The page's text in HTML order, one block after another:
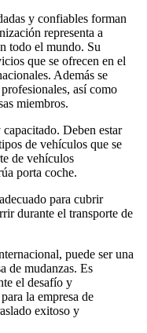
y confiables forman
representa a
todo el mundo. Su
que se ofrecen en el
Además se
así como
miembros.
Deben estar
de vehículos que se
de vehículos
porta coche.
para cubrir
durante el transporte de
puede ser una
de mudanzas. Es
el desafío y
la empresa de
exitoso y